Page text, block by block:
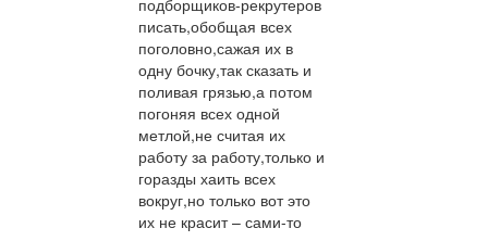
подборщиков-рекрутеров
писать,обобщая всех
поголовно,сажая их в
одну бочку,так сказать и
поливая грязью,а потом
погоняя всех одной
метлой,не считая их
работу за работу,только и
горазды хаить всех
вокруг,но только вот это
их не красит – сами-то